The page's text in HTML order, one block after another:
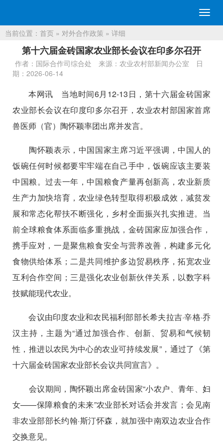
切
换
当前位置： 首页 » 对外合作政策 » 详细
第十六届金砖国家农业部长会议在印多尔召开
作者：国际合作司综合处 来源：农业农村部新闻办公室
日
期：2026-06-14
本网讯 当地时间6月12-13日，第十六届金砖国家
农业部长会议在印度印多尔召开，农业农村部国家首席
兽医师（官）陶怀颖率团出席并发言。
陶怀颖表示，中国国家主席习近平强调，中国人的
饭碗任何时候都要牢牢端在自己手中，饭碗应该主要装
中国粮。过去一年，中国粮食产量再创新高，农业新质
生产力加快培育，农业绿色转型取得积极成效，减贫发
展和常态化帮扶不断强化，乡村全面振兴扎实推进。当
前全球粮食体系面临多重挑战，金砖国家应加强合作，
携手应对，一是聚焦粮食安全与营养改善，构建多元化
食物供给体系；二是共同维护多边贸易秩序，拓宽农业
互利合作空间；三是强化农业创新伙伴关系，以数字科
技赋能现代农业。
会议由印度农业和农民福利部部长希夫拉吉·辛格·乔
汉主持，主题为“通过加强合作、创新、贸易和气候韧
性，推进以农民为中心的农业可持续发展”，通过了《第
十六届金砖国家农业部长会议共同宣言》。
会议期间，陶怀颖出席金砖国家“小农户、青年、妇
女——保障粮食的未来”农业部长对话会并发言；会见南
非农业部部长约翰·斯汀怀森，就加强中南双边农业合作
交换意见。